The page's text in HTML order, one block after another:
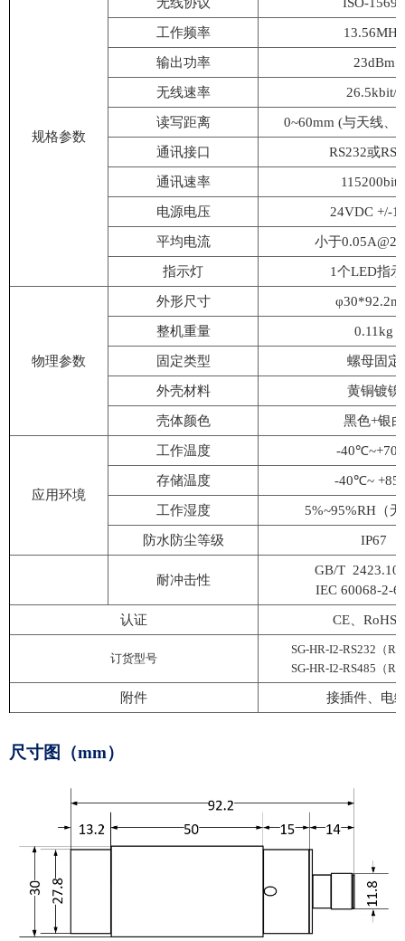
规格参数
工作频率 13.56MHz
输出功率 23dBm
无线速率 26.5kbit/s
读写距离 0~60mm (与天线、
通讯接口 RS232或
通讯速率 115200bit/
电源电压 24VDC +/-
平均电流 小于
指示灯 1个LED指
物理参数
外形尺寸
整机重量 0.11kg
固定类型 螺母固定
外壳材料 黄铜镀镍
壳体颜色 黑色+银白
应用环境
工作温度 -
存储温度 -40℃~
工作湿度 5%~95%RH（
防水防尘等级 IP67
耐冲击性
GB/T
IEC 60068-2-
认证 CE、
订货型号
SG-HR-I2-RS232（
SG-HR-I2-RS485（
附件 接插件、电
尺寸图（mm）